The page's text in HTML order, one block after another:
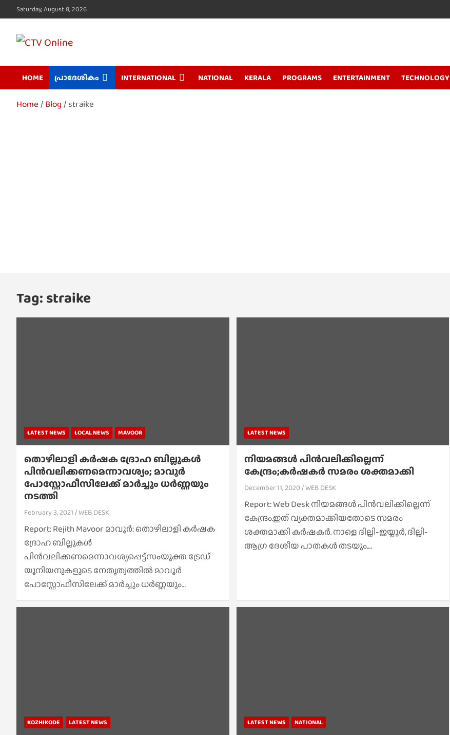
to
content
Saturday, August 8, 2026
CTV Online
HOME പ്രാദേശികം INTERNATIONAL NATIONAL KERALA PROGRAMS ENTERTAINMENT TECHNOLOGY
Home Blog straike
Tag:straike
LATEST NEWS LOCAL NEWS MAVOOR
തൊഴിലാളി കർഷക ദ്രോഹ ബില്ലുകൾ
പിൻവലിക്കണമെന്നാവശ്യം; മാവൂർ
പോസ്റ്റോഫീസിലേക്ക് മാർച്ചും ധർണ്ണയും
നടത്തി
February 3, 2021 WEB DESK
Report: Rejith Mavoor മാവൂർ: തൊഴിലാളി കർഷക
ദ്രോഹ ബില്ലുകൾ
പിൻവലിക്കണമെന്നാവശ്യപ്പെട്ട്സംയുക്ത ട്രേഡ്
യൂനിയനുകളുടെ നേതൃത്വത്തിൽ മാവൂർ
പോസ്റ്റോഫീസിലേക്ക് മാർച്ചും ധർണ്ണയും…
LATEST NEWS
നിയമങ്ങള്‍ പിന്‍വലിക്കില്ലെന്ന്
കേന്ദ്രം;കര്‍ഷകര്‍ സമരം ശക്തമാക്കി
December 11, 2020 WEB DESK
Report: Web Desk നിയമങ്ങള്‍ പിന്‍വലിക്കില്ലെന്ന്
കേന്ദ്രം.ഇത് വ്യക്തമാക്കിയതോടെ സമരം
ശക്തമാക്കി കര്‍ഷകര്‍. നാളെ ദില്ലി-ജയ്പൂര്‍, ദില്ലി-
ആഗ്ര ദേശീയ പാതകള്‍ തടയും.…
KOZHIKODE LATEST NEWS LATEST NEWS NATIONAL